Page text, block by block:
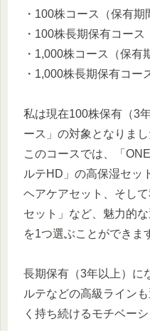
・100株コース（保有期
・100株長期保有コース
・1,000株コース（保有
・1,000株長期保有コー
私は現在100株保有（3
ース」の対象となりまし
このコースでは、「
ルテHD」の高保湿セッ
ヘアケアセット、そし
セット」など、魅力的
を1つ選ぶことができま
長期保有（3年以上）に
ルテなどの高級ライン
く持ち続けるモチベー